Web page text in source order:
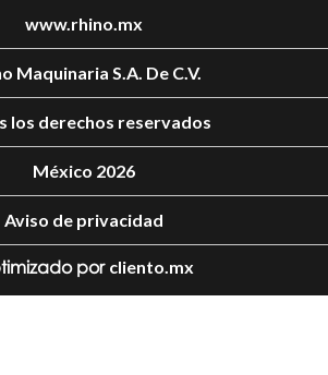
www.rhino.mx
Maquinaria S.A. De C.V.
los derechos reservados
México 2026
Aviso de privacidad
por cliento.mx